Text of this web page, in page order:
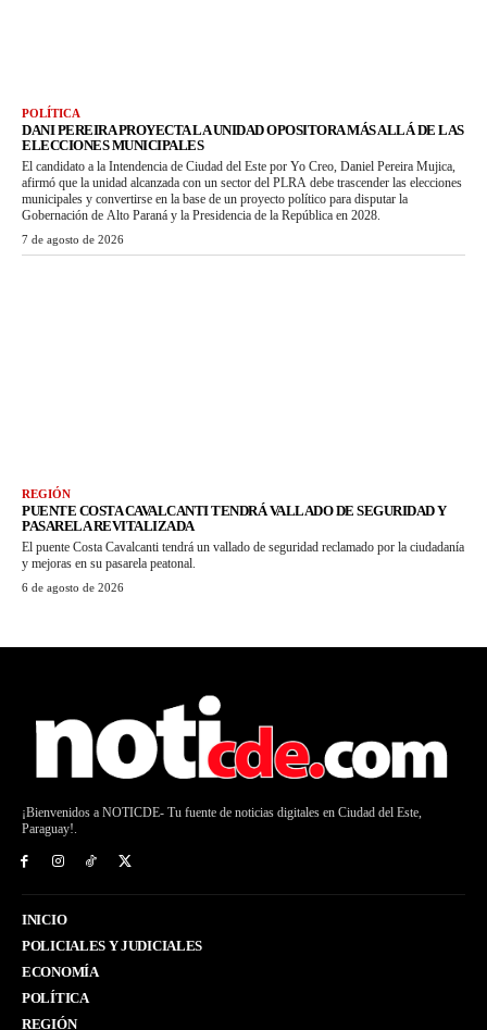
POLÍTICA
DANI PEREIRA PROYECTA LA UNIDAD OPOSITORA MÁS ALLÁ DE LAS
ELECCIONES MUNICIPALES
El candidato a la Intendencia de Ciudad del Este por Yo Creo, Daniel Pereira Mujica,
afirmó que la unidad alcanzada con un sector del PLRA debe trascender las elecciones
municipales y convertirse en la base de un proyecto político para disputar la
Gobernación de Alto Paraná y la Presidencia de la República en 2028.
7 de agosto de 2026
REGIÓN
PUENTE COSTA CAVALCANTI TENDRÁ VALLADO DE SEGURIDAD Y
PASARELA REVITALIZADA
El puente Costa Cavalcanti tendrá un vallado de seguridad reclamado por la ciudadanía
y mejoras en su pasarela peatonal.
6 de agosto de 2026
¡Bienvenidos a NOTICDE- Tu fuente de noticias digitales en Ciudad del Este,
Paraguay!.
INICIO
POLICIALES Y JUDICIALES
ECONOMÍA
POLÍTICA
REGIÓN